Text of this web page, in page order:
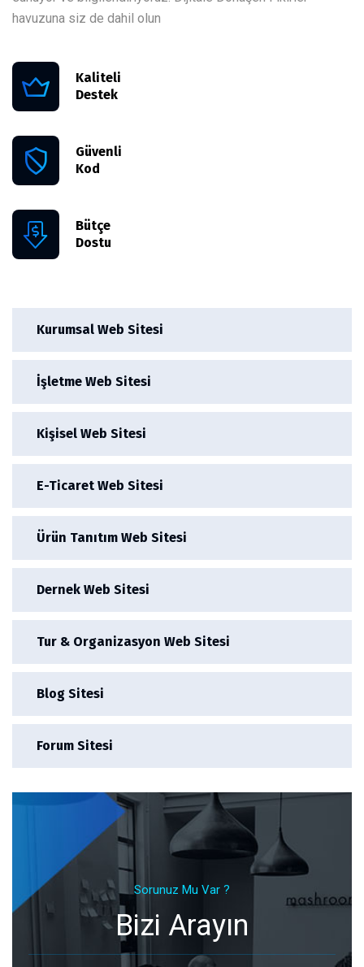
Kurumsal Web Sitesi
İşletme Web Sitesi
Kişisel Web Sitesi
E-Ticaret Web Sitesi
Ürün Tanıtım Web Sitesi
Dernek Web Sitesi
Tur & Organizasyon Web Sitesi
Blog Sitesi
Forum Sitesi
Sorunuz Mu Var ?
Bizi Arayın
havuzuna siz de dahil olun
Kaliteli
Destek
Güvenli
Kod
Bütçe
Dostu